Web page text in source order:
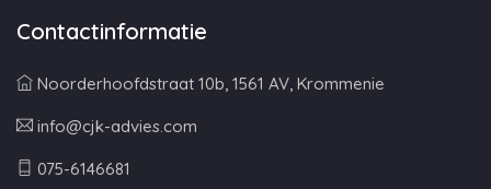
Contactinformatie
Noorderhoofdstraat 10b, 1561 AV, Krommenie
info@cjk-advies.com
075-6146681